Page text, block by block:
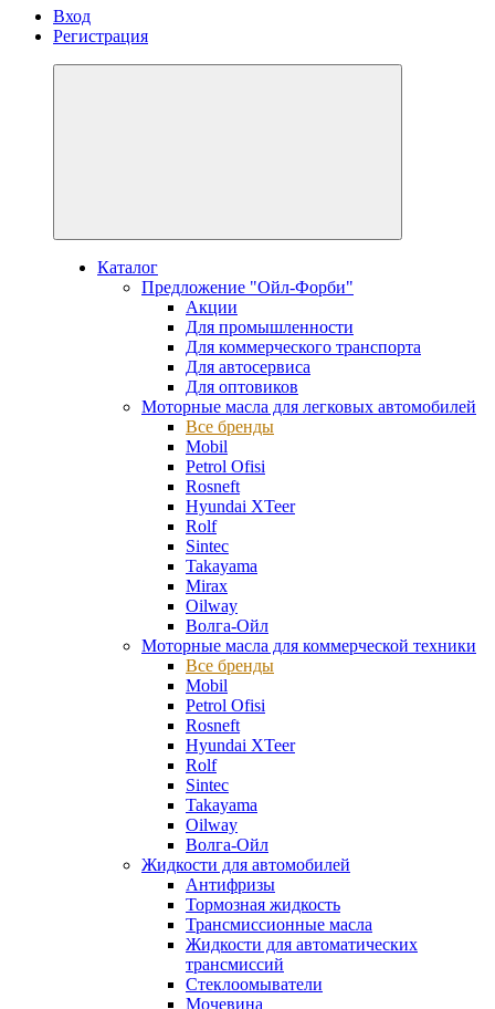
Вход
Регистрация
Каталог
Предложение "Ойл-Форби"
Акции
Для промышленности
Для коммерческого транспорта
Для автосервиса
Для оптовиков
Моторные масла для легковых автомобилей
Все бренды
Mobil
Petrol Ofisi
Rosneft
Hyundai XTeer
Rolf
Sintec
Takayama
Mirax
Oilway
Волга-Ойл
Моторные масла для коммерческой техники
Все бренды
Mobil
Petrol Ofisi
Rosneft
Hyundai XTeer
Rolf
Sintec
Takayama
Oilway
Волга-Ойл
Жидкости для автомобилей
Антифризы
Тормозная жидкость
Трансмиссионные масла
Жидкости для автоматических
трансмиссий
Стеклоомыватели
Мочевина